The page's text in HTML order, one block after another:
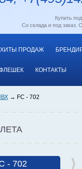
Купить
Со склада и под заказ.
ХИТЫ ПРОДАЖ
КОНТАКТЫ
FC - 702
- 702